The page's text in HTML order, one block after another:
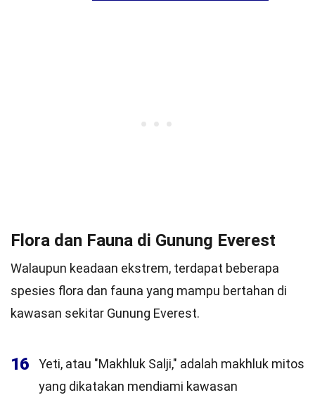
Flora dan Fauna di Gunung Everest
Walaupun keadaan ekstrem, terdapat beberapa
spesies flora dan fauna yang mampu bertahan di
kawasan sekitar Gunung Everest.
16
Yeti, atau "Makhluk Salji," adalah makhluk mitos
yang dikatakan mendiami kawasan